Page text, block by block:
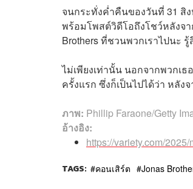
จนกระทั่งค่ำคืนของวันที่ 31 สิ
พร้อมโพสต์วิดีโอถึงโชว์หลังจ
Brothers ที่ชวนพวกเราไปนะ
ไม่เพียงเท่านั้น นอกจากพวกเธ
ครั้งแรก ซึ่งก็เป็นไปได้ว่า หลั
ภาพ: Phillip Faraone/Getty
อ้างอิง:
https://variety.com/
TAGS: คอนเสิร์ต Jonas